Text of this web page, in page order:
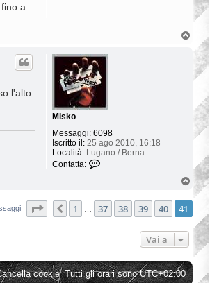
a
Misko
Messaggi: 6098
Iscritto il: 25 ago 2010, 16:18
Località: Lugano / Berna
Contatta:
a
t
t
k
o
l'alto.
p
Pagina41di 41
Precedente
1 37 38 39 40 41
Vai a
Tutti gli orari sonoUTC+02:00
cookie